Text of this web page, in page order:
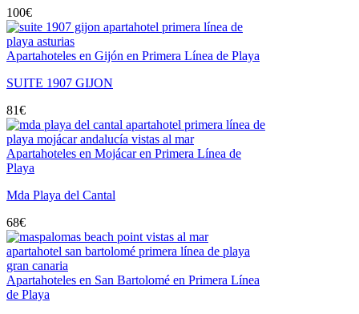
100€
Apartahoteles en Gijón en Primera Línea de Playa
SUITE 1907 GIJON
81€
Apartahoteles en Mojácar en Primera Línea de
Playa
Mda Playa del Cantal
68€
Apartahoteles en San Bartolomé en Primera Línea
de Playa